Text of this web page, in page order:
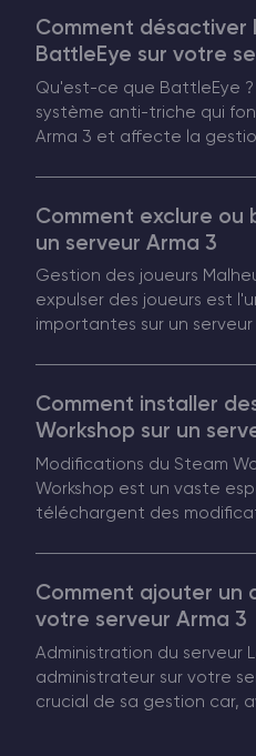
Comment désactiver
BattleEye sur votre
Qu'est-ce que BattleEye
système anti-triche qui
Arma 3 et affecte la
Comment exclure ou
un serveur Arma 3
Gestion des joueurs
expulser des joueurs est
importantes sur un serveur
Comment installer
Workshop sur un
Modifications du Steam
Workshop est un vaste
téléchargent des
Comment ajouter un
votre serveur Arma 3
Administration du serveur
administrateur sur votre
crucial de sa gestion car,